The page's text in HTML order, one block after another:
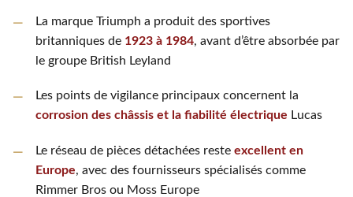
La marque Triumph a produit des sportives
britanniques de 1923 à 1984, avant d’être absorbée par
le groupe British Leyland
Les points de vigilance principaux concernent la
corrosion des châssis et la fiabilité électrique Lucas
Le réseau de pièces détachées reste excellent en
Europe, avec des fournisseurs spécialisés comme
Rimmer Bros ou Moss Europe